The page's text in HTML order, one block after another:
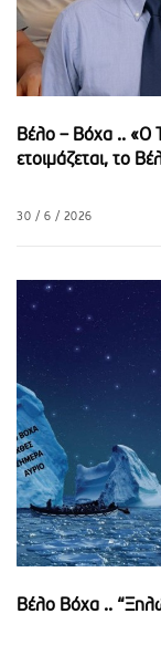
Βέλο – Βόχα .. «Ο
ετοιμάζεται, το
30 / 6 / 2026
Βέλο Βόχα ..